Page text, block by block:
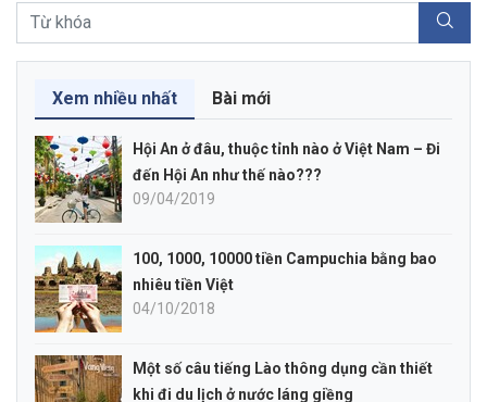
Xem nhiều nhất Bài mới
Hội An ở đâu, thuộc tỉnh nào ở Việt Nam – Đi
đến Hội An như thế nào???
09/04/2019
100, 1000, 10000 tiền Campuchia bằng bao
nhiêu tiền Việt
04/10/2018
Một số câu tiếng Lào thông dụng cần thiết
khi đi du lịch ở nước láng giềng